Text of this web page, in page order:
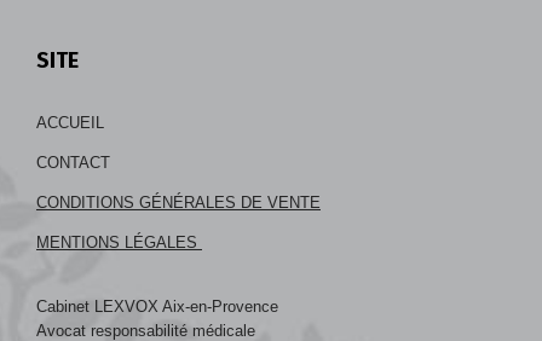
SITE
ACCUEIL
CONTACT
CONDITIONS GÉNÉRALES DE VENTE
MENTIONS LÉGALES
Cabinet LEXVOX Aix-en-Provence
Avocat responsabilité médicale